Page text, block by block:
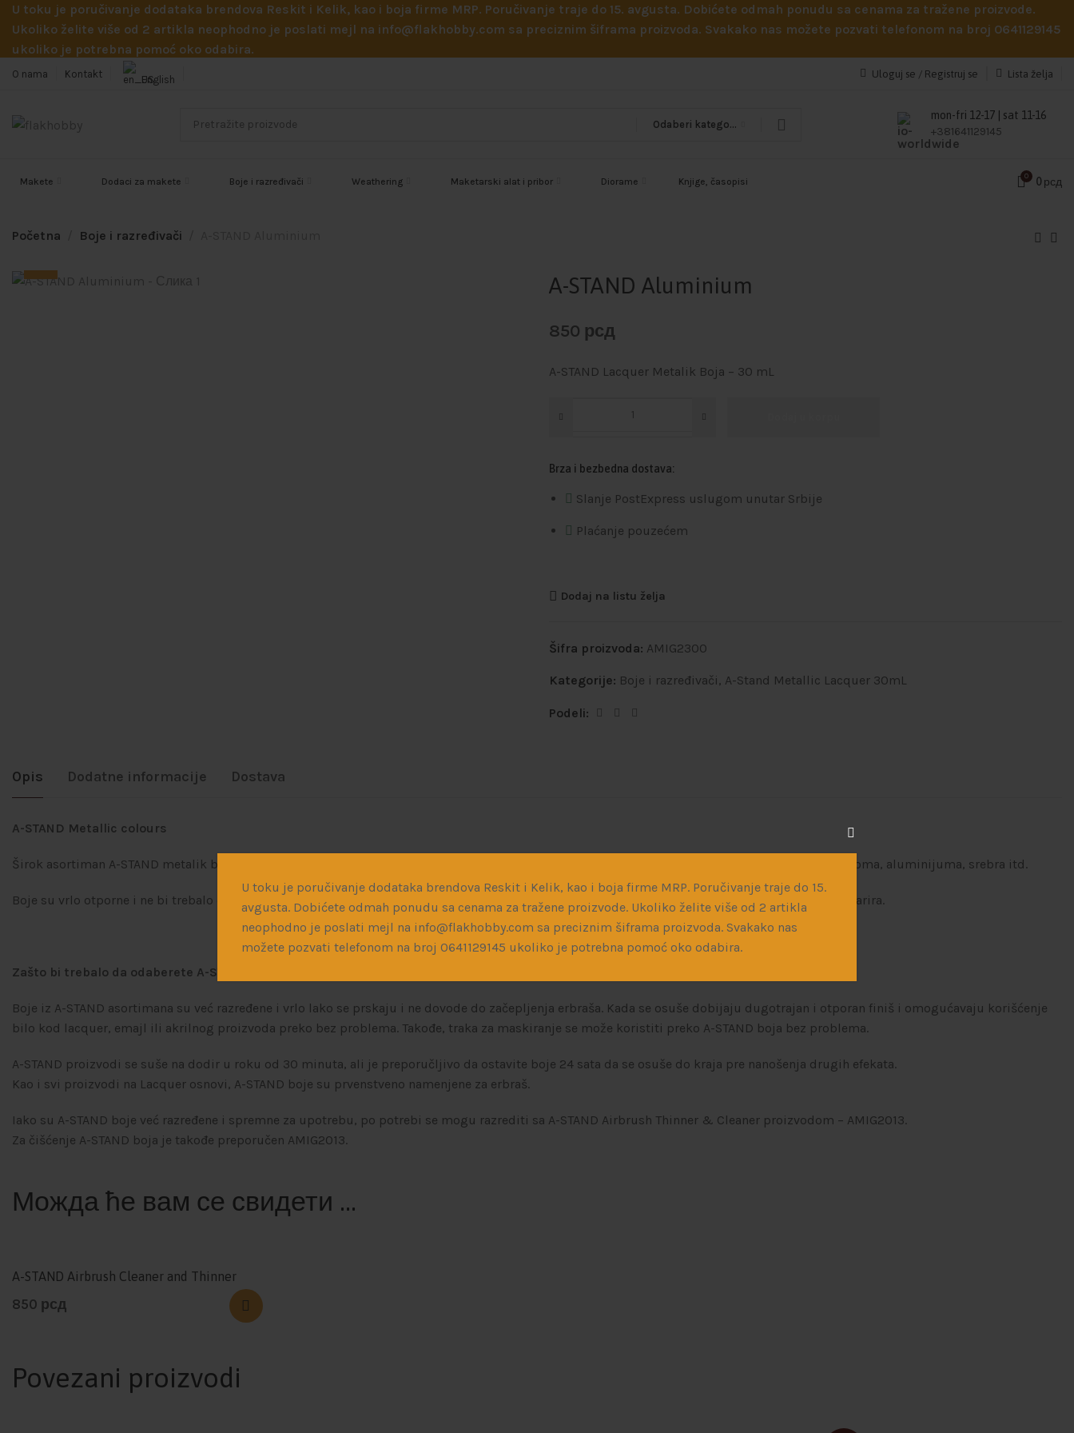
U toku je poručivanje dodataka brendova Reskit i Kelik, kao i boja firme MRP. Poručivanje traje do 15.
avgusta. Dobićete odmah ponudu sa cenama za tražene proizvode. Ukoliko želite više od 2 artikla
neophodno je poslati mejl na info@flakhobby.com sa preciznim šiframa proizvoda. Svakako nas
možete pozvati telefonom na broj 0641129145 ukoliko je potrebna pomoć oko odabira.
U toku je poručivanje dodataka brendova Reskit i Kelik, kao i boja firme MRP. Poručivanje traje do 15. avgusta. Dobićete odmah ponudu sa cenama za tražene proizvode.
Ukoliko želite više od 2 artikla neophodno je poslati mejl na info@flakhobby.com sa preciznim šiframa proizvoda. Svakako nas možete pozvati telefonom na broj 0641129145
ukoliko je potrebna pomoć oko odabira.
O nama Kontakt English Uloguj se / Registruj se Lista želja
Odaberi kategoriju
mon-fri 12-17 | sat 11-16
+381641129145
Makete Dodaci za makete Boje i razređivači Weathering Maketarski alat i pribor Diorame Knjige, časopisi 0 0 рсд
Početna Boje i razređivači
A-STAND Aluminium
850 рсд
A-STAND Lacquer Metalik Boja – 30 mL
Brza i bezbedna dostava:
Slanje PostExpress uslugom unutar Srbije
Plaćanje pouzećem
Dodaj na listu želja
Šifra proizvoda: AMIG2300
Kategorije: Boje i razređivači, A-Stand Metallic Lacquer 30mL
Podeli:
Opis Dodatne informacije Dostava
A-STAND Metallic colours
Širok asortiman A-STAND metalik boja Vam omogućava da postignete realističan finiš različitih metala – bakar, mesing, zlato, različite nijanse hroma, aluminijuma, srebra itd.
Boje su vrlo otporne i ne bi trebalo da imaju problema sa drugim proizvodima ili bojama. Imaju vrlo fin pigment i malo koja boja može da ima parira.
Zašto bi trebalo da odaberete A-STAND boje?
Boje iz A-STAND asortimana su već razređene i vrlo lako se prskaju i ne dovode do začepljenja erbraša. Kada se osuše dobijaju dugotrajan i otporan finiš i omogućavaju korišćenje
bilo kod lacquer, emajl ili akrilnog proizvoda preko bez problema. Takođe, traka za maskiranje se može koristiti preko A-STAND boja bez problema.
A-STAND proizvodi se suše na dodir u roku od 30 minuta, ali je preporučljivo da ostavite boje 24 sata da se osuše do kraja pre nanošenja drugih efekata.
Kao i svi proizvodi na Lacquer osnovi, A-STAND boje su prvenstveno namenjene za erbraš.
Iako su A-STAND boje već razređene i spremne za upotrebu, po potrebi se mogu razrediti sa A-STAND Airbrush Thinner & Cleaner proizvodom – AMIG2013.
Za čišćenje A-STAND boja je takođe preporučen AMIG2013.
Можда ће вам се свидети …
A-STAND Airbrush Cleaner and Thinner
850 рсд
Povezani proizvodi